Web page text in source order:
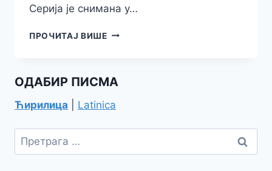
Серија је снимана у…
ПРОЧИТАЈ ВИШЕДНЕВНИК
ОДАБИР ПИСМА
Ћирилица Latinica
Претрага
за: